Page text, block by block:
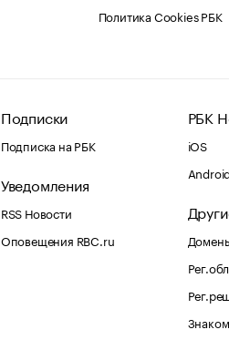
Политика Cookies РБК
Подписки
Подписка на РБК
Уведомления
RSS Новости
Оповещения RBC.ru
РБК
iOS